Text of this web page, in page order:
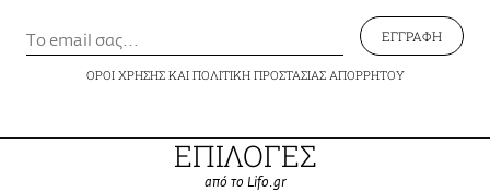
ΕΓΓΡΑΦΗ
ΟΡΟΙ ΧΡΗΣΗΣΚΑΙ ΠΟΛΙΤΙΚΗ ΠΡΟΣΤΑΣΙΑΣ ΑΠΟΡΡΗΤΟΥ
ΕΠΙΛΟΓΕΣ
από το Lifo.gr